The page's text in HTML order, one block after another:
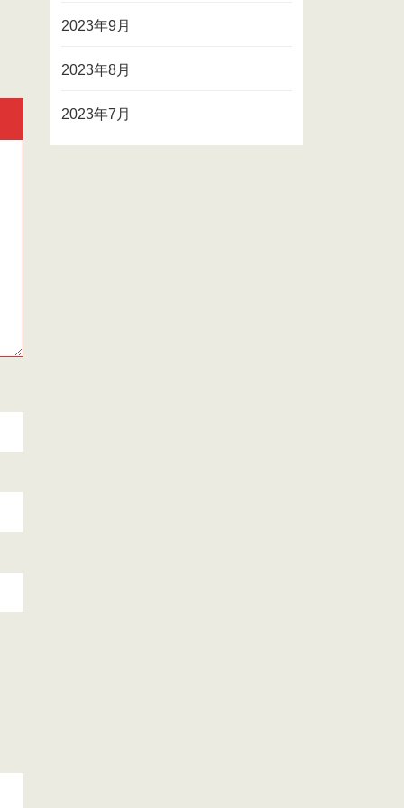
2023年9月
2023年8月
2023年7月